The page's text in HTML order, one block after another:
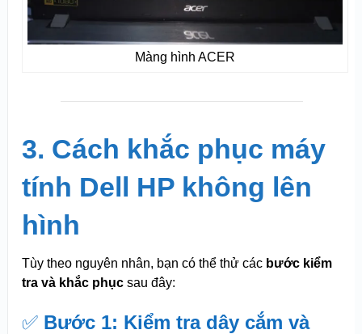
Màng hình ACER
3. Cách khắc phục máy
tính Dell HP không lên
hình
Tùy theo nguyên nhân, bạn có thể thử các bước kiểm
tra và khắc phụcsau đây:
✅ Bước 1: Kiểm tra dây cắm và